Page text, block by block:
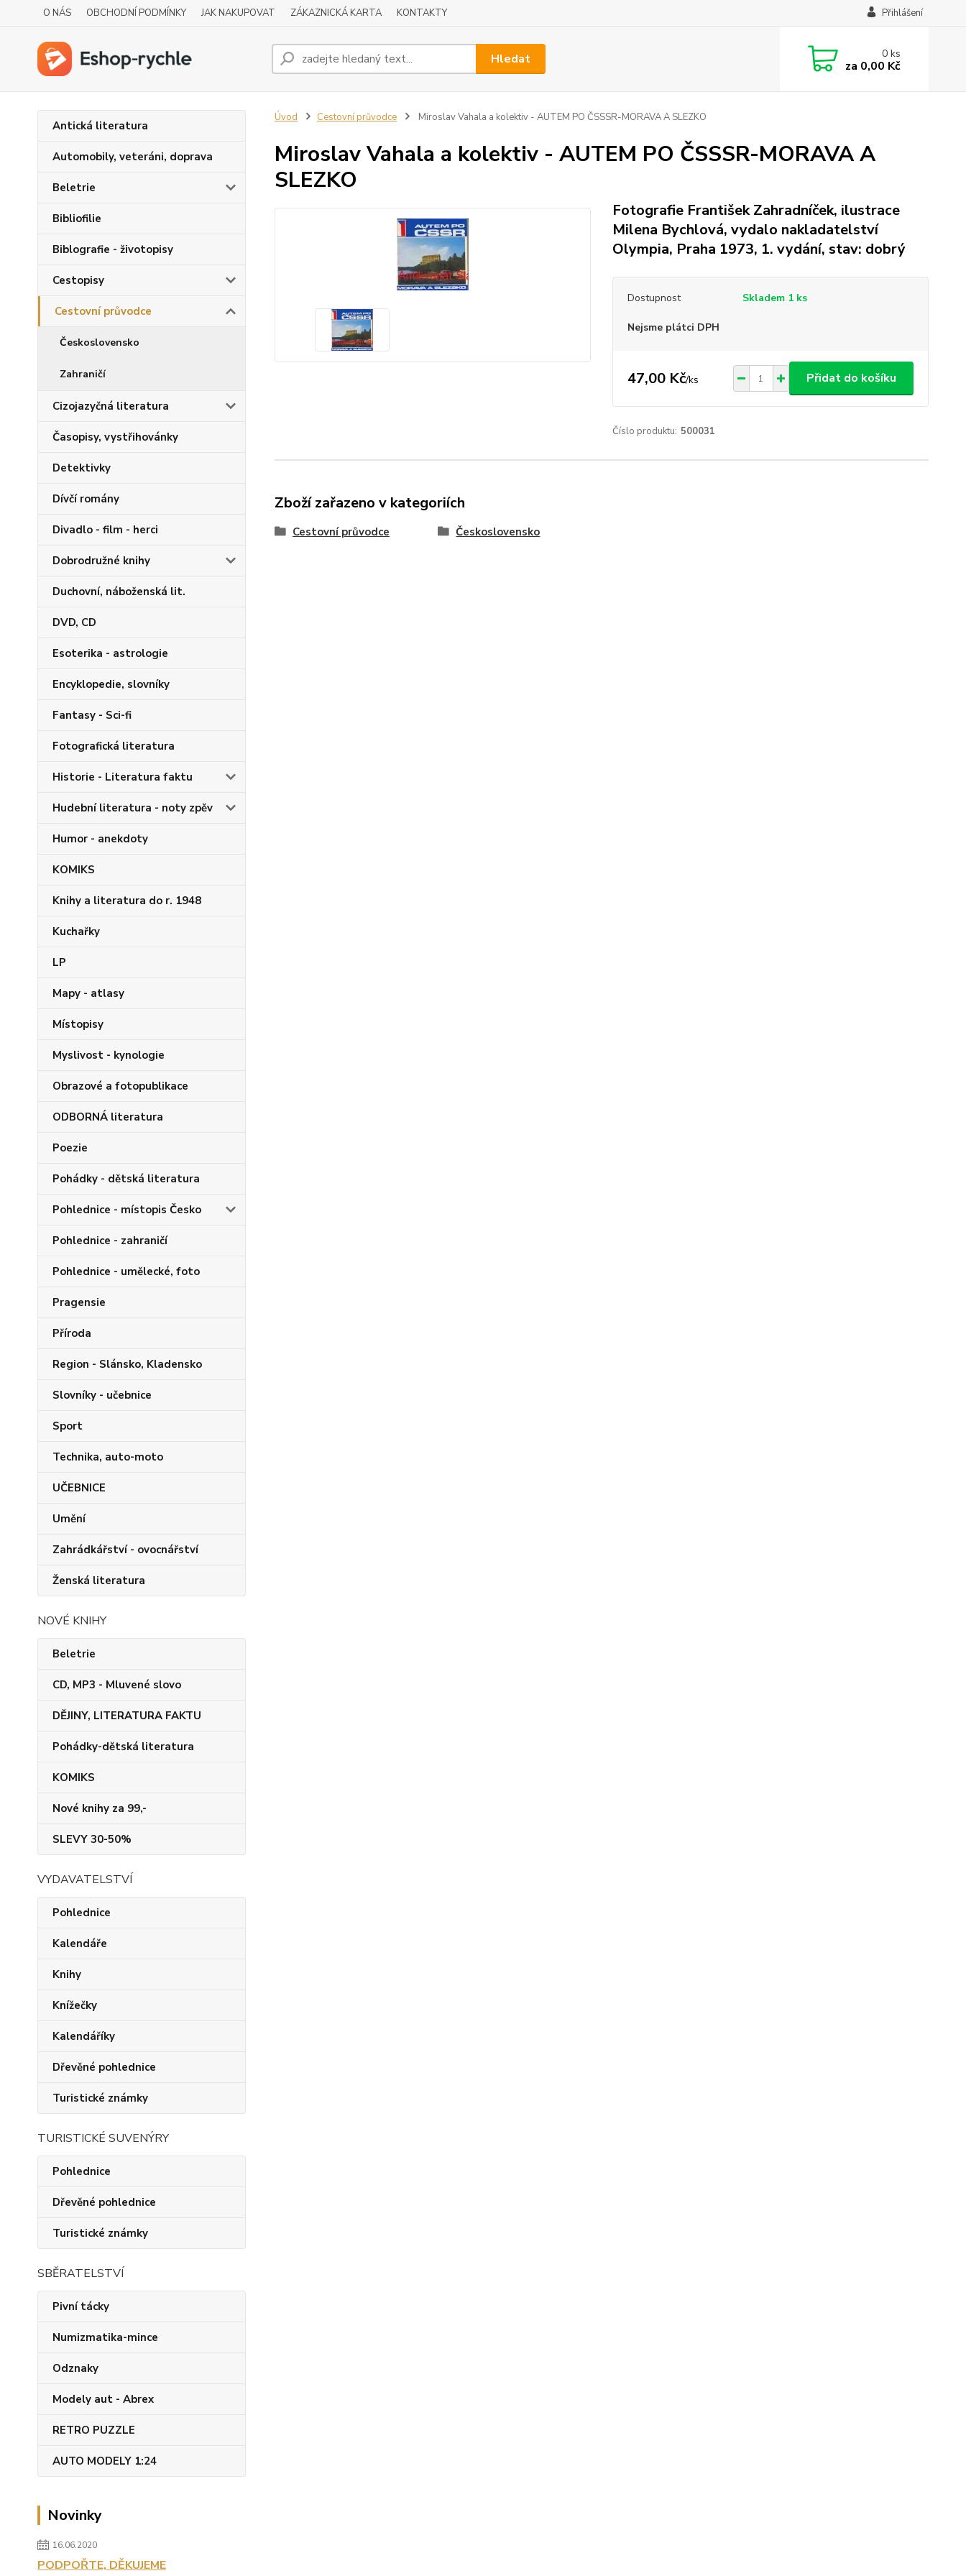
O NÁS OBCHODNÍ PODMÍNKY JAK NAKUPOVAT ZÁKAZNICKÁ KARTA KONTAKTY Přihlášení
Hledat 0ks
za 0,00 Kč
Antická literatura
Automobily, veteráni, doprava
Beletrie
Bibliofilie
Biblografie - životopisy
Cestopisy
Cestovní průvodce
Československo
Zahraničí
Cizojazyčná literatura
Časopisy, vystřihovánky
Detektivky
Dívčí romány
Divadlo - film - herci
Dobrodružné knihy
Duchovní, náboženská lit.
DVD, CD
Esoterika - astrologie
Encyklopedie, slovníky
Fantasy - Sci-fi
Fotografická literatura
Historie - Literatura faktu
Hudební literatura - noty zpěv
Humor - anekdoty
KOMIKS
Knihy a literatura do r. 1948
Kuchařky
LP
Mapy - atlasy
Místopisy
Myslivost - kynologie
Obrazové a fotopublikace
ODBORNÁ literatura
Poezie
Pohádky - dětská literatura
Pohlednice - místopis Česko
Pohlednice - zahraničí
Pohlednice - umělecké, foto
Pragensie
Příroda
Region - Slánsko, Kladensko
Slovníky - učebnice
Sport
Technika, auto-moto
UČEBNICE
Umění
Zahrádkářství - ovocnářství
Ženská literatura
NOVÉ KNIHY
Beletrie
CD, MP3 - Mluvené slovo
DĚJINY, LITERATURA FAKTU
Pohádky-dětská literatura
KOMIKS
Nové knihy za 99,-
SLEVY 30-50%
VYDAVATELSTVÍ
Pohlednice
Kalendáře
Knihy
Knížečky
Kalendáříky
Dřevěné pohlednice
Turistické známky
TURISTICKÉ SUVENÝRY
Pohlednice
Dřevěné pohlednice
Turistické známky
SBĚRATELSTVÍ
Pivní tácky
Numizmatika-mince
Odznaky
Modely aut - Abrex
RETRO PUZZLE
AUTO MODELY 1:24
Novinky
16.06.2020
PODPOŘTE, DĚKUJEME
Úvod Cestovní průvodce Miroslav Vahala a kolektiv - AUTEM PO ČSSSR-MORAVA A SLEZKO
Miroslav Vahala a kolektiv - AUTEM PO ČSSSR-MORAVA A
SLEZKO
Fotografie František Zahradníček, ilustrace
Milena Bychlová, vydalo nakladatelství
Olympia, Praha 1973, 1. vydání, stav: dobrý
Dostupnost Skladem 1 ks
Nejsme plátci DPH
47,00 Kč/ks Přidat do košíku
Číslo produktu: 500031
Zboží zařazeno v kategoriích
Cestovní průvodce Československo